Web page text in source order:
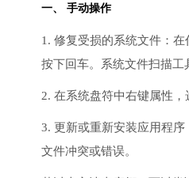
一、 手动操作
1. 修复受损的系统文件：
按下回车。系统文件扫描工
2. 在系统盘符中右键属性
3. 更新或重新安装应用程
文件冲突或错误。